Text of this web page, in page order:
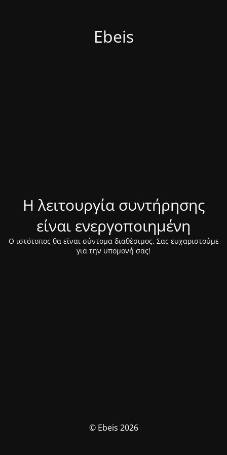
Ebeis
Η λειτουργία συντήρησης
είναι ενεργοποιημένη
Ο ιστότοπος θα είναι σύντομα διαθέσιμος. Σας ευχαριστούμε
για την υπομονή σας!
© Ebeis 2026